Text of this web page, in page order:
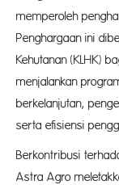
memperoleh
Penghargaan ini
Kehutanan (KLHK)
menjalankan
berkelanjutan,
serta efisiensi
Berkontribusi
Astra Agro